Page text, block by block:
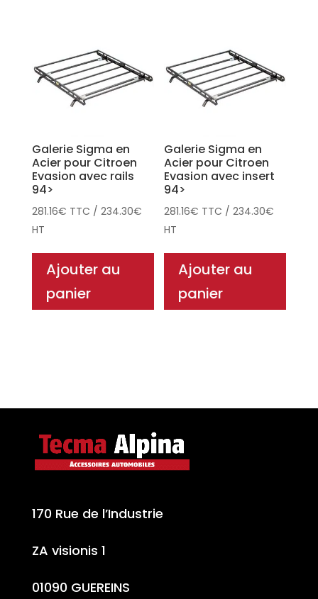
Galerie Sigma en
Acier pour Citroen
Evasion avec rails
94>
281.16€ TTC / 234.30€
HT
Ajouter au
panier
Galerie Sigma en
Acier pour Citroen
Evasion avec insert
94>
281.16€ TTC /234.30€
HT
Ajouter au
panier
170 Rue de l’Industrie
ZA visionis 1
01090 GUEREINS